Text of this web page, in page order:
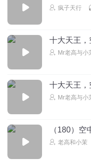
疯子天行
十大天王
Mr老高与小
十大天王
Mr老高与小
（180）
老高和小茉